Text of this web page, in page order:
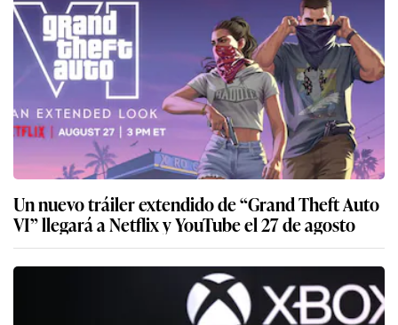
Un nuevo tráiler extendido de “Grand Theft Auto
VI” llegará a Netflix y YouTube el 27 de agosto